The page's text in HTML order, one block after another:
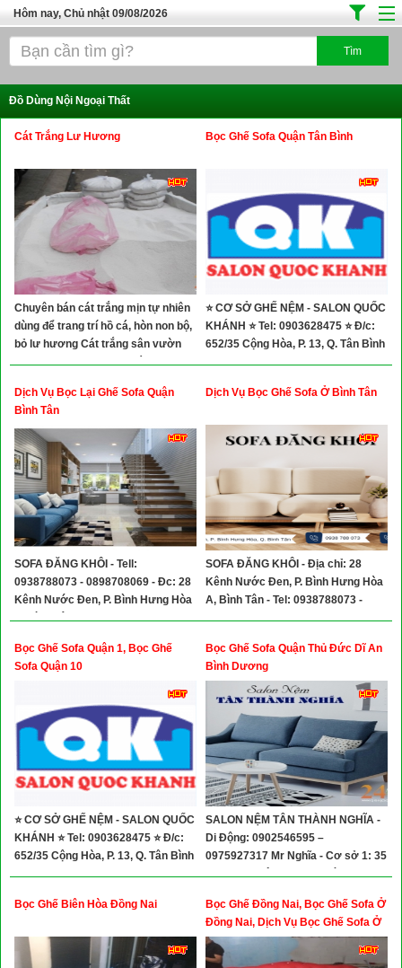
Hôm nay, Chủ nhật 09/08/2026
Trang chủ
Tuyển Sinh Đào Tạo
Ô Tô Xe Máy
Đồ Dùng Nội Ngoại Thất
Điện Tử Điện Máy
Làm Đẹp
Thời Trang
Việc Làm
Dịch Vụ
Xây Dựng
Tổng Hợp
Đồ Dùng Nội Ngoại Thất
Cát Trắng Lư Hương
Chuyên bán cát trắng mịn tự nhiên
dùng để trang trí hồ cá, hòn non bộ,
bỏ lư hương Cát trắng sân vườn
trẻ em chơi...phun lốc máy xe ..bia
Bọc Ghế Sofa Quận Tân Bình
⭐ CƠ SỞ GHẾ NỆM - SALON QUỐC
KHÁNH ⭐ Tel: 0903628475 ⭐ Đ/c:
652/35 Cộng Hòa, P. 13, Q. Tân Bình
Dịch Vụ Bọc Lại Ghế Sofa Quận
Bình Tân
SOFA ĐĂNG KHÔI - Tell:
0938788073 - 0898708069 - Đc: 28
Kênh Nước Đen, P. Bình Hưng Hòa
A, Bình Tân
Dịch Vụ Bọc Ghế Sofa Ở Bình Tân
SOFA ĐĂNG KHÔI - Địa chỉ: 28
Kênh Nước Đen, P. Bình Hưng Hòa
A, Bình Tân - Tel: 0938788073 -
0898708069
Bọc Ghế Sofa Quận 1, Bọc Ghế
Sofa Quận 10
⭐ CƠ SỞ GHẾ NỆM - SALON QUỐC
KHÁNH ⭐ Tel: 0903628475 ⭐ Đ/c:
652/35 Cộng Hòa, P. 13, Q. Tân Bình
Bọc Ghế Sofa Quận Thủ Đức Dĩ An
Bình Dương
SALON NỆM TÂN THÀNH NGHĨA -
Di Động: 0902546595 –
0975927317 Mr Nghĩa - Cơ sở 1: 35
ND 4 Khu Đô Thị Mỹ Phước, Bến
Đường Tân Lập, Thị Xã Dĩ An, Bình
Dương
Bọc Ghế Biên Hòa Đồng Nai
Bọc Ghế Đồng Nai, Bọc Ghế Sofa Ở
Đồng Nai, Dịch Vụ Bọc Ghế Sofa Ở
Đồng Nai